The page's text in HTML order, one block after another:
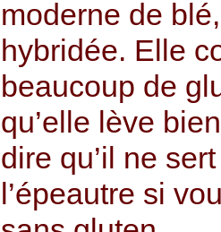
moderne de
hybridée. Elle
beaucoup de
qu’elle lève
dire qu’il ne
l’épeautre si